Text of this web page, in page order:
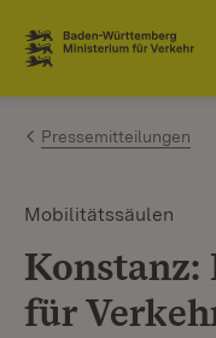
Zum Inhalt
Link zur Startseite
Pressemitteilungen
Mobilitätssäulen
für